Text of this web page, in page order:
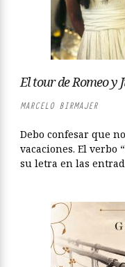
El tour de Romeo y
MARCELO BIRMAJER
Debo confesar que
vacaciones. El
su letra en las